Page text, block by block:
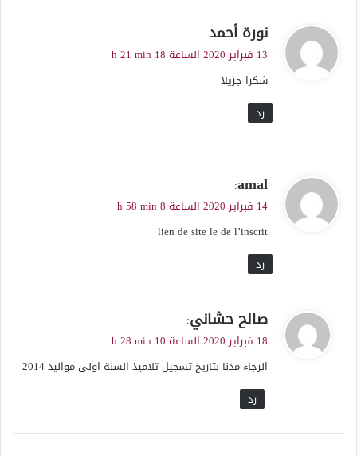
ي
ق
ل
نورة أحمد:
13 فبراير 2020 الساعة 18 h 21 min
شكرا جزيلا
رد
ي
ق
ل
amal
:
14 فبراير 2020 الساعة 8 h 58 min
lien de site le de l’inscrit
رد
ي
ق
ل
صالح حشاني:
18 فبراير 2020 الساعة 10 h 28 min
الرجاء مدنا بتاريخ تسجيل تلاميذ السنة اولى مواليد 2014
رد